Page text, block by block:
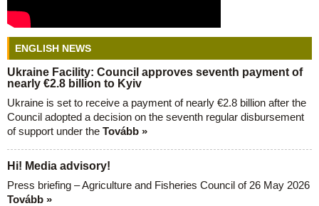
ENGLISH NEWS
Ukraine Facility: Council approves seventh payment of
nearly €2.8 billion to Kyiv
Ukraine is set to receive a payment of nearly €2.8 billion after the
Council adopted a decision on the seventh regular disbursement
of support under the Tovább »
Hi! Media advisory!
Press briefing – Agriculture and Fisheries Council of 26 May 2026
Tovább »